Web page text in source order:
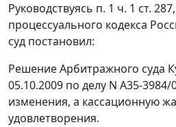
Руководствуясь п. 1 ч. 1 ст.
процессуального кодекса
суд постановил:
Решение Арбитражного суда
05.10.2009 по делу N А35-3984/
изменения, а кассационную
удовлетворения.